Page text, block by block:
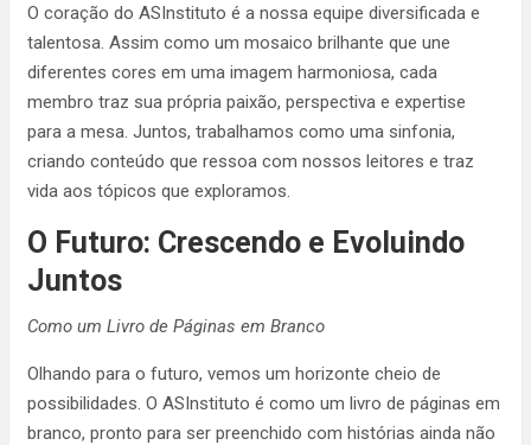
O coração do ASInstituto é a nossa equipe diversificada e
talentosa. Assim como um mosaico brilhante que une
diferentes cores em uma imagem harmoniosa, cada
membro traz sua própria paixão, perspectiva e expertise
para a mesa. Juntos, trabalhamos como uma sinfonia,
criando conteúdo que ressoa com nossos leitores e traz
vida aos tópicos que exploramos.
O Futuro: Crescendo e Evoluindo
Juntos
Como um Livro de Páginas em Branco
Olhando para o futuro, vemos um horizonte cheio de
possibilidades. O ASInstituto é como um livro de páginas em
branco, pronto para ser preenchido com histórias ainda não